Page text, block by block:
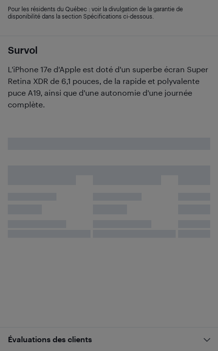
Survol
L'iPhone 17e d'Apple est doté d'un superbe écran Super
Retina XDR de 6,1 pouces, de la rapide et polyvalente
puce A19, ainsi que d'une autonomie d'une journée
complète.
Pour les résidents du Québec : voir la divulgation de la garantie de
disponibilité dans la section Spécifications ci-dessous.
Évaluations des clients